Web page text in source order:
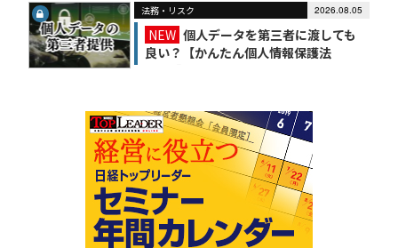
法務・リスク 2026.08.05
NEW 個人データを第三者に渡しても
良い？【かんたん個人情報保護法